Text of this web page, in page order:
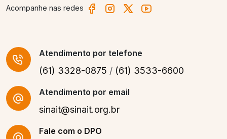
Acompanhe nas redes
Atendimento por telefone
(61) 3328-0875 / (61) 3533-6600
Atendimento por email
sinait@sinait.org.br
Fale com o DPO